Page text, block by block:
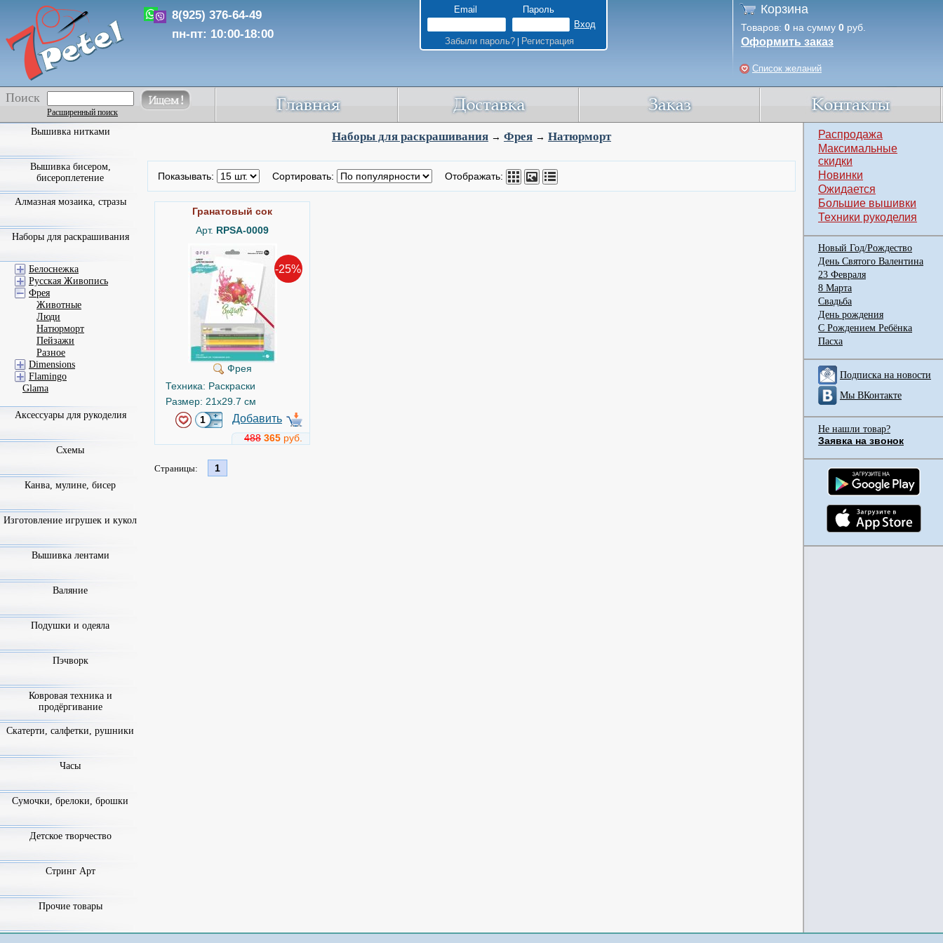
8(925) 376-64-49
пн-пт: 10:00-18:00
Email Пароль
Забыли пароль?| Регистрация
Корзина
Товаров: 0 на сумму 0 руб.
Оформить заказ
Список желаний
Поиск
Расширенный поиск
Наборы для раскрашивания → Фрея → Натюрморт
Показывать: Сортировать: Отображать:
Гранатовый сок
Арт. RPSA-0009
-25%
Фрея
Техника: Раскраски
Размер: 21x29.7 см
Добавить
488 365 руб.
Страницы: 1
Вышивка нитками
Вышивка бисером,
бисероплетение
Алмазная мозаика, стразы
Наборы для раскрашивания
Белоснежка
Русская Живопись
Фрея
Животные
Люди
Натюрморт
Пейзажи
Разное
Dimensions
Flamingo
Glama
Аксессуары для рукоделия
Схемы
Канва, мулине, бисер
Изготовление игрушек и кукол
Вышивка лентами
Валяние
Подушки и одеяла
Пэчворк
Ковровая техника и
продёргивание
Скатерти, салфетки, рушники
Часы
Сумочки, брелоки, брошки
Детское творчество
Стринг Арт
Прочие товары
Распродажа
Максимальные
скидки
Новинки
Ожидается
Большие вышивки
Техники рукоделия
Новый Год/Рождество
День Святого Валентина
23 Февраля
8 Марта
Свадьба
День рождения
С Рождением Ребёнка
Пасха
Подписка на новости
Мы ВКонтакте
Не нашли товар?
Заявка на звонок